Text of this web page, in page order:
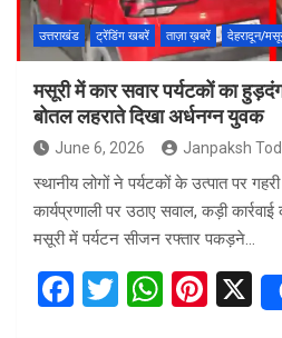
उत्तराखंड ट्रेंडिंग खबरें ताज़ा ख़बरें देहरादून/
मसूरी में कार सवार पर्यटकों का
बोतल लहराते दिखा अर्धनग्न युवक
June 6, 2026 Janpaksh
स्थानीय लोगों ने पर्यटकों के उत्पात पर
कार्यप्रणाली पर उठाए सवाल, कड़ी कार्रवाई
मसूरी में पर्यटन सीजन रफ्तार पकड़ने…
F
T
W Pi X